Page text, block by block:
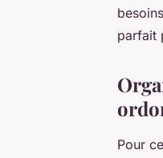
parfait
Pour